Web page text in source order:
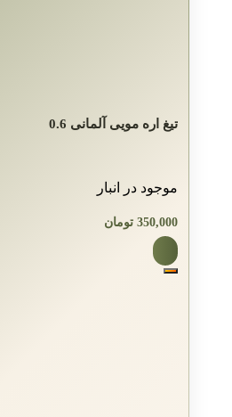
تیغ اره مویی آلمانی 0.6
موجود در انبار
350,000 تومان